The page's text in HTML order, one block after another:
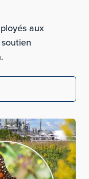
aux